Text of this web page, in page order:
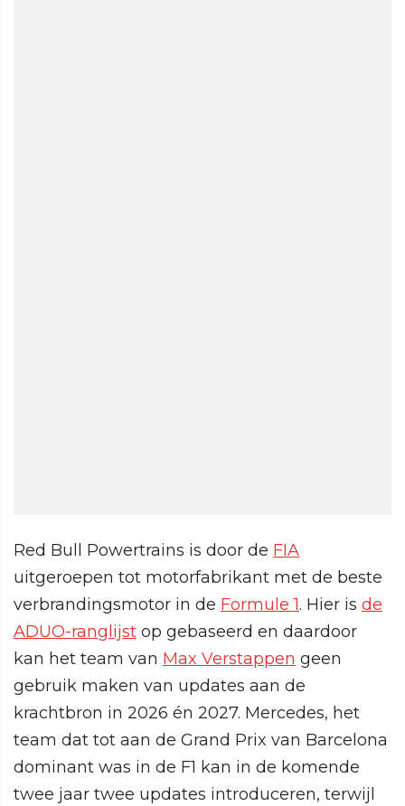
Red Bull Powertrains is door de FIA
uitgeroepen tot motorfabrikant met de beste
verbrandingsmotor in de Formule 1. Hier is de
ADUO-ranglijst op gebaseerd en daardoor
kan het team van Max Verstappen geen
gebruik maken van updates aan de
krachtbron in 2026 én 2027. Mercedes, het
team dat tot aan de Grand Prix van Barcelona
dominant was in de F1 kan in de komende
twee jaar twee updates introduceren, terwijl